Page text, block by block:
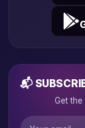
📬
Get